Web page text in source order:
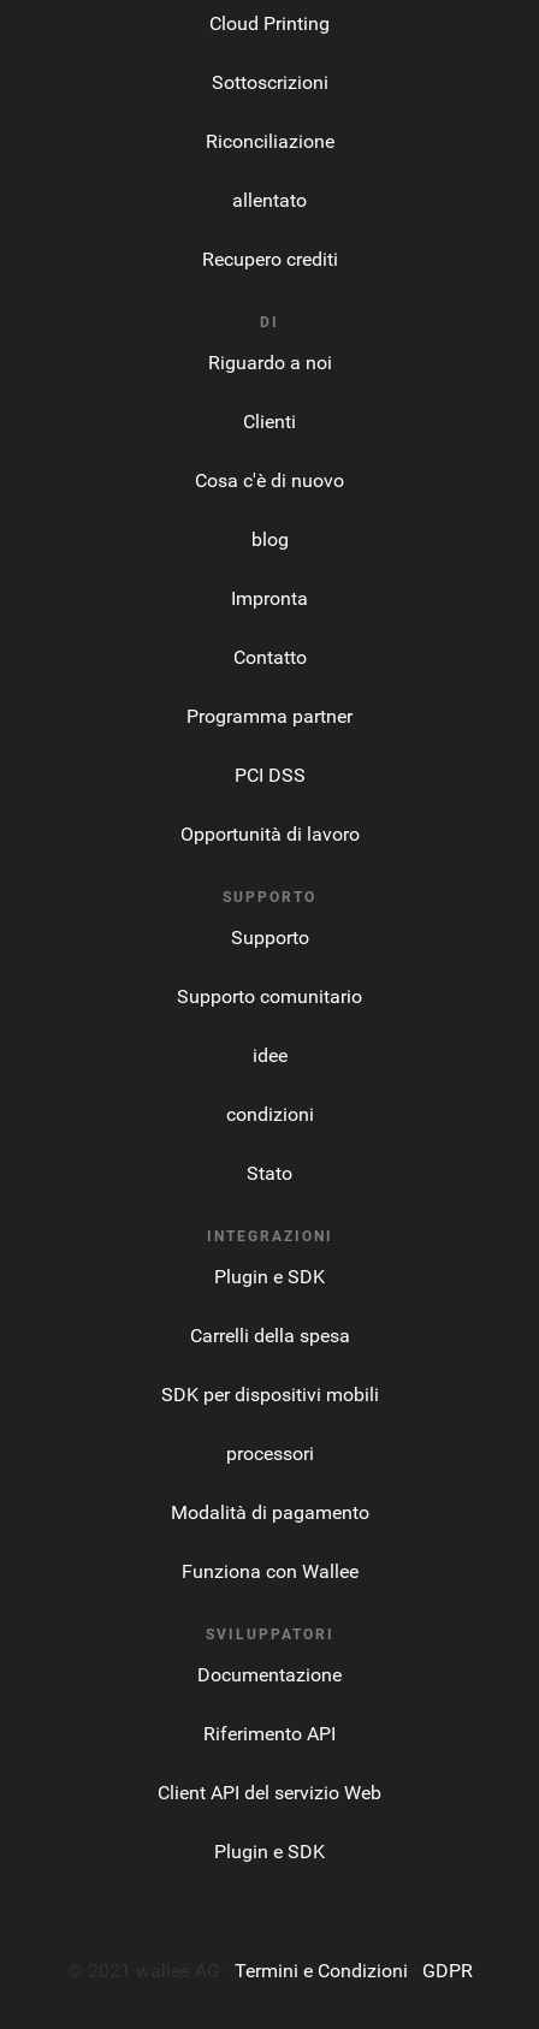
Cloud Printing
Sottoscrizioni
Riconciliazione
allentato
Recupero crediti
DI
Riguardo a noi
Clienti
Cosa c'è di nuovo
blog
Impronta
Contatto
Programma partner
PCI DSS
Opportunità di lavoro
SUPPORTO
Supporto
Supporto comunitario
idee
condizioni
Stato
INTEGRAZIONI
Plugin e SDK
Carrelli della spesa
SDK per dispositivi mobili
processori
Modalità di pagamento
Funziona con Wallee
SVILUPPATORI
Documentazione
Riferimento API
Client API del servizio Web
Plugin e SDK
Termini e Condizioni GDPR